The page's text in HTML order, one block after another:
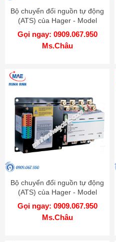
Bộ chuyển đổi nguồn tự động
(ATS) của Hager - Model
HIC412S
Gọi ngay: 0909.067.950
Ms.Châu
Bộ chuyển đổi nguồn tự động
(ATS) của Hager - Model
HIC408S
Gọi ngay: 0909.067.950
Ms.Châu